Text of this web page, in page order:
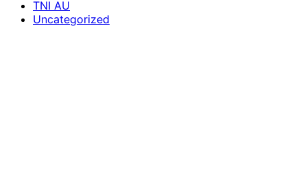
TNI AU
Uncategorized